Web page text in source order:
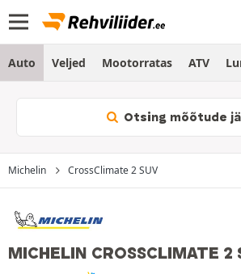
Auto Veljed Mootorratas ATV
Otsing mõõtude
Michelin CrossClimate 2 SUV
MICHELIN CROSSCLIMATE 2